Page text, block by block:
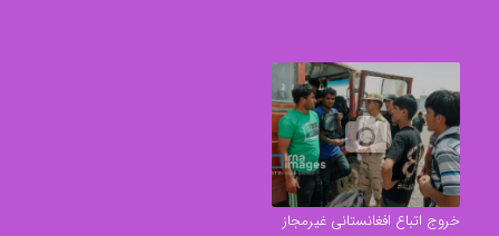
خروج اتباع افغانستانی غیرمجاز